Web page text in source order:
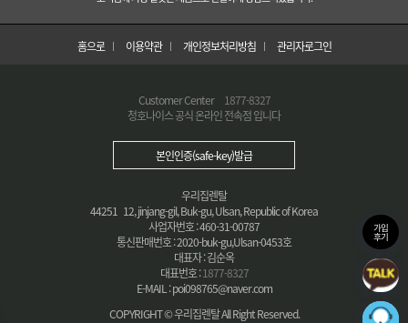
홈으로 이용약관 개인정보처리방침 관리자로그인
Customer Center
1877-8327
청호나이스 공식 온라인 전속점 입니다
본인인증(safe-key)발급
우리집렌탈
44251 12, jinjang-gil, Buk-gu, Ulsan, Republic of Korea
사업자번호 : 460-31-00787
통신판매번호 : 2020-buk-gu,Ulsan-0453호
대표자 : 김순옥
대표번호 :1877-8327
E-MAIL : poi098765@naver.com
COPYRIGHT © 우리집렌탈 All Right Reserved.
가입
후기